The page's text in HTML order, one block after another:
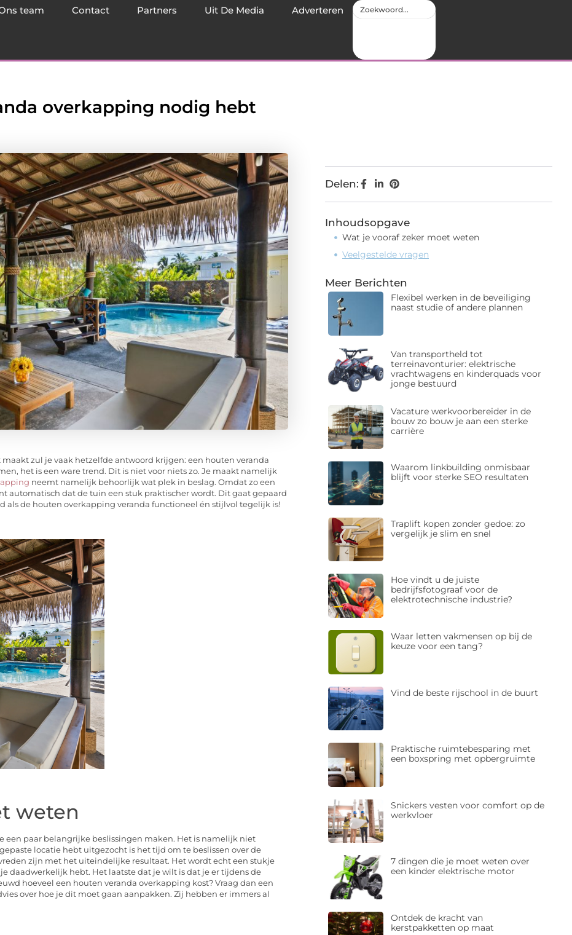
team Contact Partners Uit De Media Adverteren
overkapping nodig hebt
zul je vaak hetzelfde antwoord krijgen: een houten veranda
het is een ware trend. Dit is niet voor niets zo. Je maakt namelijk
neemt namelijk behoorlijk wat plek in beslag. Omdat zo een
automatisch dat de tuin een stuk praktischer wordt. Dit gaat gepaard
als de houten overkapping veranda functioneel én stijlvol tegelijk is!
weten
een paar belangrijke beslissingen maken. Het is namelijk niet
locatie hebt uitgezocht is het tijd om te beslissen over de
zijn met het uiteindelijke resultaat. Het wordt echt een stukje
daadwerkelijk hebt. Het laatste dat je wilt is dat je er tijdens de
hoeveel een houten veranda overkapping kost? Vraag dan een
over hoe je dit moet gaan aanpakken. Zij hebben er immers al
Delen:
Inhoudsopgave
Wat je vooraf zeker moet weten
Veelgestelde vragen
Meer Berichten
Flexibel werken in de beveiliging
naast studie of andere plannen
Van transportheld tot
terreinavonturier: elektrische
vrachtwagens en kinderquads voor
jonge bestuurd
Vacature werkvoorbereider in de
bouw zo bouw je aan een sterke
carrière
Waarom linkbuilding onmisbaar
blijft voor sterke SEO resultaten
Traplift kopen zonder gedoe: zo
vergelijk je slim en snel
Hoe vindt u de juiste
bedrijfsfotograaf voor de
elektrotechnische industrie?
Waar letten vakmensen op bij de
keuze voor een tang?
Vind de beste rijschool in de buurt
Praktische ruimtebesparing met
een boxspring met opbergruimte
Snickers vesten voor comfort op de
werkvloer
7 dingen die je moet weten over
een kinder elektrische motor
Ontdek de kracht van
kerstpakketten op maat